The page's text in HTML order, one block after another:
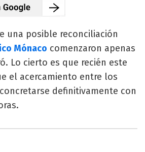
una posible reconciliación
Mónaco comenzaron apenas
Lo cierto es que recién este
el acercamiento entre los
definitivamente con